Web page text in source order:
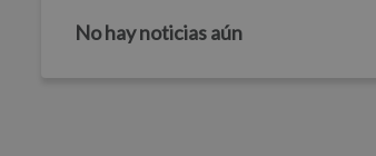
No hay noticias aún